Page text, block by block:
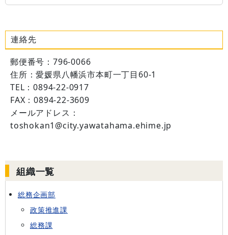
連絡先
郵便番号：796-0066
住所：愛媛県八幡浜市本町一丁目60-1
TEL：0894-22-0917
FAX：0894-22-3609
メールアドレス：
toshokan1@city.yawatahama.ehime.jp
組織一覧
総務企画部
政策推進課
総務課